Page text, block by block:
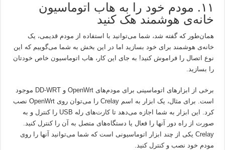
۱۱. مودم خود را به هاب اتوماسیون
خانه‌ی هوشمند هک کنید
همان‌طور که گفته شد، شما می‌توانید با استفاده از مودم قدیمی، یک
خانه‌ی هوشمند برای خود بسازید اما در این بخش به شما می‌گوییم که این
نوع اتصال را فراموش کنید! به جای این کار، هاب اتوماسیون خاص خودتان
را بسازید.
برخی از ابزارهای اتوماسینی برای مودم‌های OpenWrt و DD-WRT موجود
است. برای مثال، یک ابزار به اسم Crelay را می‌توان روی OpenWrt نصب
کرد. این ابزار به شما اجازه می‌دهد تا کارت‌های رله USB را کنترل و به
صورت از راه دور آنها را فعال یا دستگاه‌های متصل به آن را کنترل کنید.
Crelay یکی از چند ابزار اتوماسیونی است که شما می‌توانید آنها را روی
مودم خود نصب و کنترل کنید.